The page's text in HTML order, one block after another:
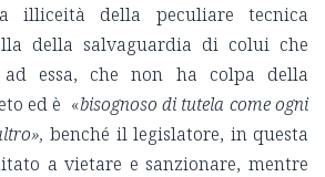
illiceità della peculiare tecnica
della salvaguardia di colui che
ad essa, che non ha colpa della
ed è «bisognoso di tutela come ogni
benché il legislatore, in questa
a vietare e sanzionare, mentre